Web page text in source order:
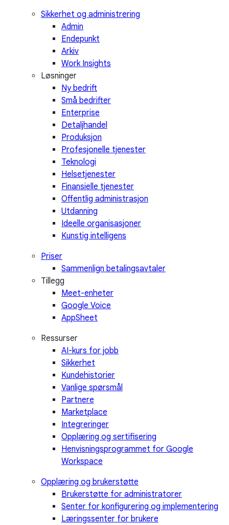
Sikkerhet og administrering
Admin
Endepunkt
Arkiv
Work Insights
Løsninger
Ny bedrift
Små bedrifter
Enterprise
Detaljhandel
Produksjon
Profesjonelle tjenester
Teknologi
Helsetjenester
Finansielle tjenester
Offentlig administrasjon
Utdanning
Ideelle organisasjoner
Kunstig intelligens
Priser
Sammenlign betalingsavtaler
Tillegg
Meet-enheter
Google Voice
AppSheet
Ressurser
AI-kurs for jobb
Sikkerhet
Kundehistorier
Vanlige spørsmål
Partnere
Marketplace
Integreringer
Opplæring og sertifisering
Henvisningsprogrammet for Google
Workspace
Opplæring og brukerstøtte
Brukerstøtte for administratorer
Senter for konfigurering og implementering
Læringssenter for brukere